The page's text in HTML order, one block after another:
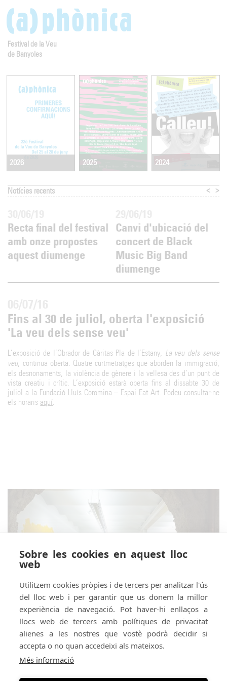
Festival de la Veu
de Banyoles
2026 2025 2024
Notícies recents
Recta final del festival
amb onze propostes
aquest diumenge
Canvi d'ubicació del
concert de Black
Music Big Band
diumenge
< >
Fins al 30 de juliol, oberta l'exposició
'La veu dels sense veu'
L’exposició de l’Obrador de Càritas Pla de l’Estany, La veu dels sense
veu, continua oberta. Quatre curtmetratges que aborden la immigració,
els desnonaments, la violència de gènere i la vellesa des d’un punt de
vista creatiu i crític. L’exposició estarà oberta fins al dissabte 30 de
juliol a la Fundació Lluís Coromina – Espai Eat Art. Podeu consultar-ne
els horaris aquí.
Amb el suport de:
Sobre les cookies en aquest lloc
web
Utilitzem cookies pròpies i de tercers per analitzar l'ús
del lloc web i per garantir que us donem la millor
experiència de navegació. Pot haver-hi enllaços a
llocs web de tercers amb polítiques de privacitat
alienes a les nostres que vostè podrà decidir si
accepta o no quan accedeixi als mateixos.
Més informació